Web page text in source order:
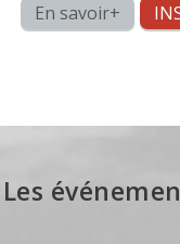
En savoir+
Les